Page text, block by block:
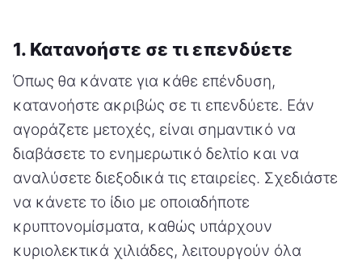
1. Κατανοήστε σε τι επενδύετε
Όπως θα κάνατε για κάθε επένδυση,
κατανοήστε ακριβώς σε τι επενδύετε. Εάν
αγοράζετε μετοχές, είναι σημαντικό να
διαβάσετε το ενημερωτικό δελτίο και να
αναλύσετε διεξοδικά τις εταιρείες. Σχεδιάστε
να κάνετε το ίδιο με οποιαδήποτε
κρυπτονομίσματα, καθώς υπάρχουν
κυριολεκτικά χιλιάδες, λειτουργούν όλα